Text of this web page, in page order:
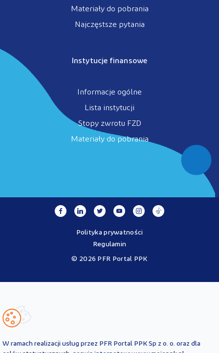
Materiały do pobrania
Najczęstsze pytania
Instytucje finansowe
Informacje ogólne
Lista instytucji
Stopy zwrotu FZD
Materiały do pobrania
© 2026 PFR Portal PPK
Polityka prywatności
Regulamin
Ustawy o PPK przez operatora - PFR Portal PPK sp. z o.o., spółkę
informacyjny i są aktualne na dzień ich zamieszczenia. Treści te
obowiązujących przepisów prawa i każdorazowo
W ramach realizacji usług przez PFR Portal PPK Sp z o. o. oraz dla